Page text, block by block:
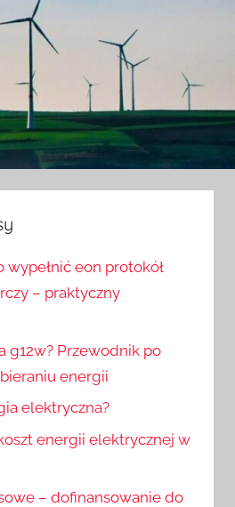
wypełnić eon protokół
– praktyczny
g12w? Przewodnik po
energii
elektryczna?
energii elektrycznej w
– dofinansowanie do